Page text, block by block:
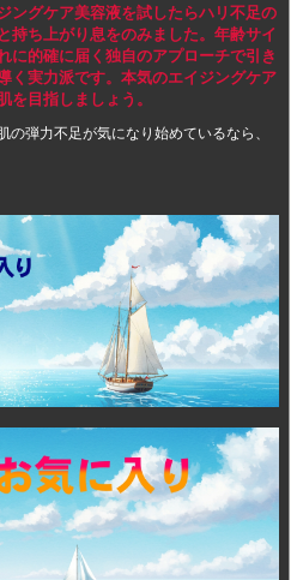
ングケア美容液を試したらハリ不足の
持ち上がり息をのみました。年齢サイ
に的確に届く独自のアプローチで引き
く実力派です。本気のエイジングケア
を目指しましょう。
弾力不足が気になり始めているなら、